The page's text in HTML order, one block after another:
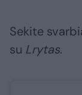
Sekite
su Lrytas.​​​